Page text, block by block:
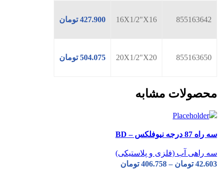
855163642
16X1/2"X16
427.900 تومان
855163650
20X1/2"X20
504.075 تومان
محصولات مشابه
سه راه 87 درجه نیوفلکس – BD
سه راهی آب (فلزی و پلاستیکی)
42.603 تومان –
406.758 تومان